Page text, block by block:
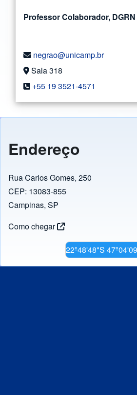
Professor Colaborador, DGRN
negrao@unicamp.br
Sala 318
+55 19 3521-4571
Endereço
Rua Carlos Gomes, 250
CEP: 13083-855
Campinas, SP
Como chegar
22º48'48"S